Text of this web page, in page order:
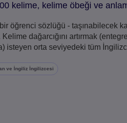
kelime, kelime öbeği ve
öğrenci sözlüğü - taşınabilecek
Kelime dağarcığını artırmak
isteyen orta seviyedeki tüm
ve İngiliz İngilizcesi